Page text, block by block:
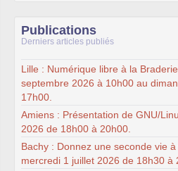
Publications
Derniers articles publiés
Lille : Numérique libre à la
septembre 2026 à 10h00 au
17h00.
Amiens : Présentation de GNU/
2026 de 18h00 à 20h00.
Bachy : Donnez une seconde vie
mercredi 1 juillet 2026 de 18h30 à